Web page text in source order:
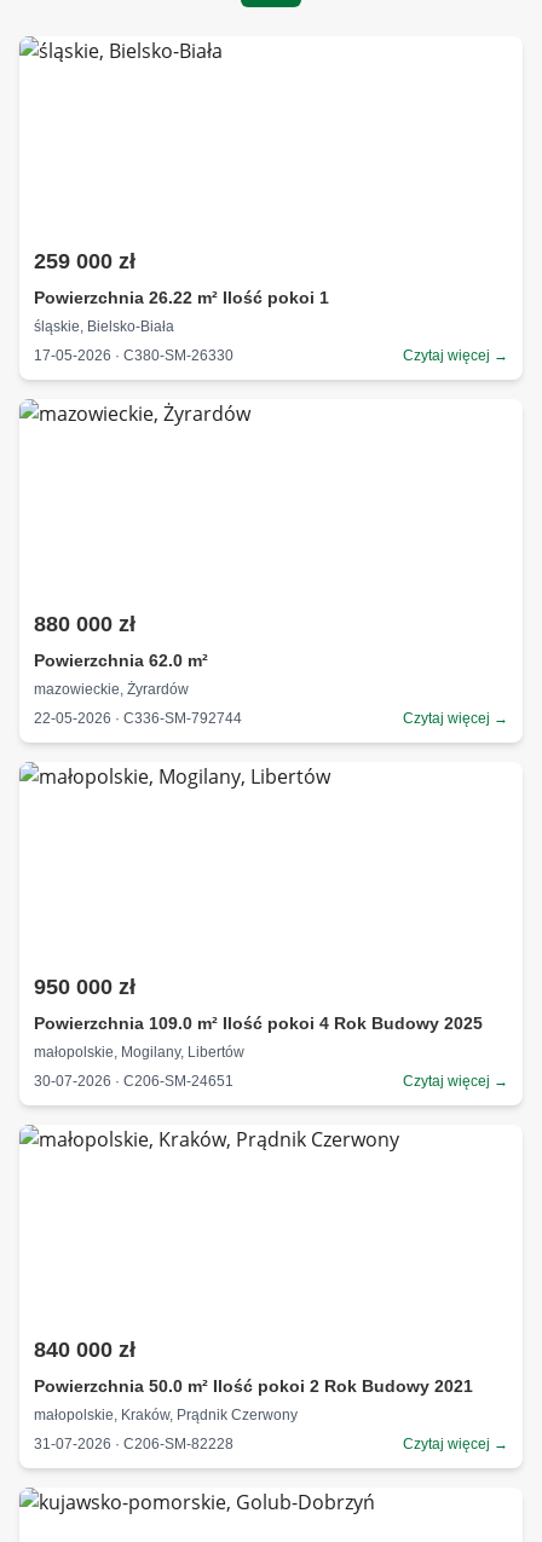
259 000 zł
Powierzchnia 26.22 m² Ilość pokoi 1
śląskie, Bielsko-Biała
17-05-2026 · C380-SM-26330
Czytaj więcej →
880 000 zł
Powierzchnia 62.0 m²
mazowieckie, Żyrardów
22-05-2026 · C336-SM-792744
Czytaj więcej →
950 000 zł
Powierzchnia 109.0 m² Ilość pokoi 4 Rok Budowy 2025
małopolskie, Mogilany, Libertów
30-07-2026 · C206-SM-24651
Czytaj więcej →
840 000 zł
Powierzchnia 50.0 m² Ilość pokoi 2 Rok Budowy 2021
małopolskie, Kraków, Prądnik Czerwony
31-07-2026 · C206-SM-82228
Czytaj więcej →